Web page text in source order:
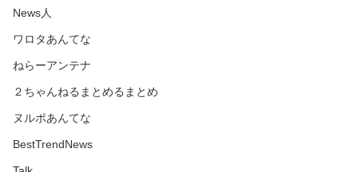
News人
ワロタあんてな
ねらーアンテナ
２ちゃんねるまとめるまとめ
ヌルポあんてな
BestTrendNews